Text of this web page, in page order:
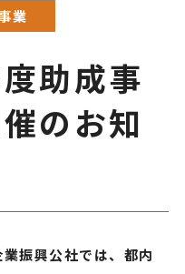
業
助成事
のお知
興公社では、都内